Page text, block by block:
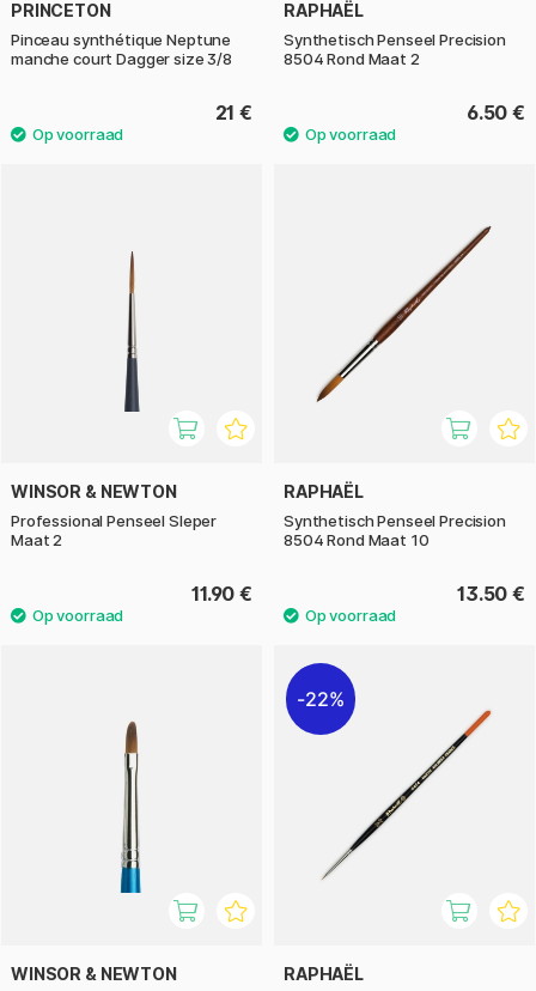
PRINCETON
Pinceau synthétique Neptune
manche court Dagger size 3/8
21 €
RAPHAËL
Synthetisch Penseel Precision
8504 Rond Maat 2
6.50 €
WINSOR & NEWTON
Professional Penseel Sleper
Maat 2
11.90 €
RAPHAËL
Synthetisch Penseel Precision
8504 Rond Maat 10
13.50 €
WINSOR & NEWTON
22%
RAPHAËL